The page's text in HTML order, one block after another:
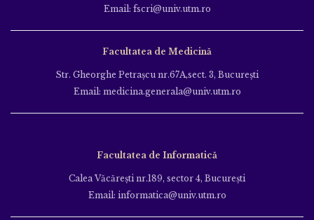
Email: fscri@univ.utm.ro
Facultatea de Medicină
Str. Gheorghe Petraşcu nr.67A,sect. 3, Bucureşti
Email: medicina.generala@univ.utm.ro
Facultatea de Informatică
Calea Văcăreşti nr.189, sector 4, Bucureşti
Email: informatica@univ.utm.ro